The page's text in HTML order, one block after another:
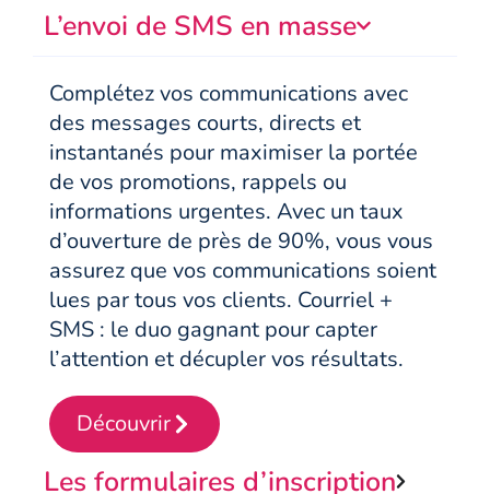
L’envoi de SMS en masse
Complétez vos communications avec
des messages courts, directs et
instantanés pour maximiser la portée
de vos promotions, rappels ou
informations urgentes. Avec un taux
d’ouverture de près de 90%, vous vous
assurez que vos communications soient
lues par tous vos clients. Courriel +
SMS : le duo gagnant pour capter
l’attention et décupler vos résultats.
Découvrir
Les formulaires d’inscription